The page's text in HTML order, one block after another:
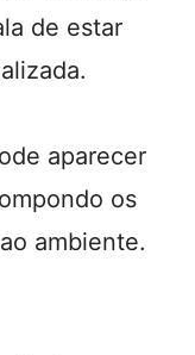
de estar
aparecer
os
ambiente.